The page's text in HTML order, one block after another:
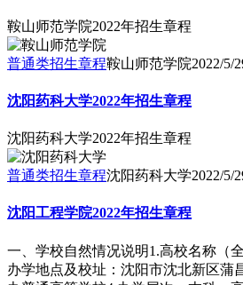
鞍山师范学院2022年招生章程
普通类招生章程鞍山师范学院2022/5/
沈阳药科大学2022年招生章程
沈阳药科大学2022年招生章程
普通类招生章程沈阳药科大学2022/5/
沈阳工程学院2022年招生章程
一、学校自然情况说明1.高校名称（
办学地点及校址：沈阳市沈北新区蒲